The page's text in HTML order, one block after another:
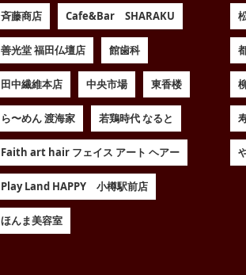
斉藤商店 Cafe&Bar SHARAKU
善光堂 福田仏壇店 館歯科
田中繊維本店 中央市場 東香楼
ら〜めん 渡海家 若鶏時代 なると
Faith art hair フェイス アート ヘアー
Play Land HAPPY 小樽駅前店
ほんま美容室